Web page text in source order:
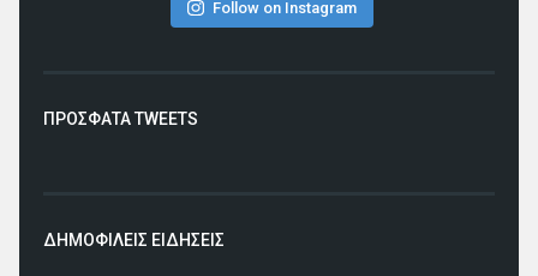
Follow on Instagram
ΠΡΟΣΦΑΤΑ TWEETS
ΔΗΜΟΦΙΛΕΙΣ ΕΙΔΗΣΕΙΣ